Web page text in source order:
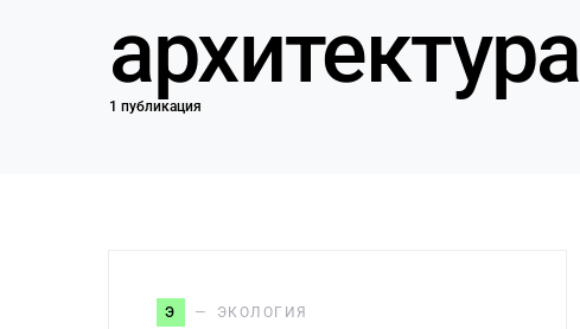
архитектура
1 публикация
Э ЭКОЛОГИЯ